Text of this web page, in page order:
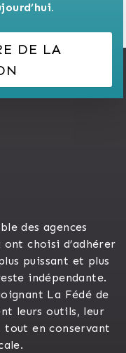
DE LA
des agences
choisi d’adhérer
puissant et plus
indépendante.
La Fédé de
leurs outils, leur
en conservant